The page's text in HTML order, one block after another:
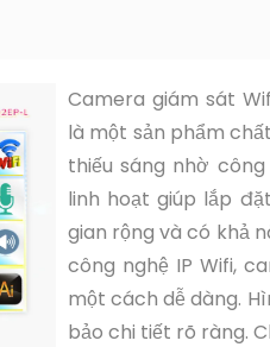
Camera giám sát
là một sản phẩm
thiếu sáng nhờ
linh hoạt giúp lắp
gian rộng và có khả
công nghệ IP Wifi,
một cách dễ dàng.
bảo chi tiết rõ ràng.